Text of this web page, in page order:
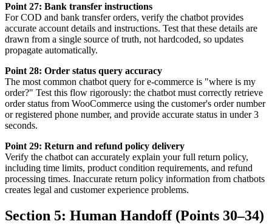
Point 27: Bank transfer instructions
For COD and bank transfer orders, verify the chatbot provides
accurate account details and instructions. Test that these details are
drawn from a single source of truth, not hardcoded, so updates
propagate automatically.
Point 28: Order status query accuracy
The most common chatbot query for e-commerce is "where is my
order?" Test this flow rigorously: the chatbot must correctly retrieve
order status from WooCommerce using the customer's order number
or registered phone number, and provide accurate status in under 3
seconds.
Point 29: Return and refund policy delivery
Verify the chatbot can accurately explain your full return policy,
including time limits, product condition requirements, and refund
processing times. Inaccurate return policy information from chatbots
creates legal and customer experience problems.
Section 5: Human Handoff (Points 30–34)